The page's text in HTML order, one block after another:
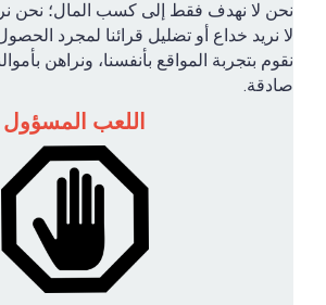
نحن لا نهدف فقط إلى كسب المال؛ نحن
لا نريد خداع أو تضليل قرائنا لمجرد
نقوم بتجربة المواقع بأنفسنا، ونراهن
صادقة.
اللعب المسؤول